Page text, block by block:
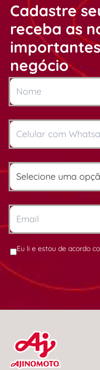
Cadastre
receba as
negócio
Eu li e estou de acordo